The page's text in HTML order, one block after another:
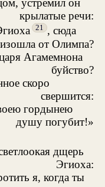
устремил он
крылатые речи:
21 , сюда
от Олимпа?
Агамемнона
буйство?
скоро
свершится:
гордынею
душу погубит!»
дщерь
Эгиоха:
я, когда ты